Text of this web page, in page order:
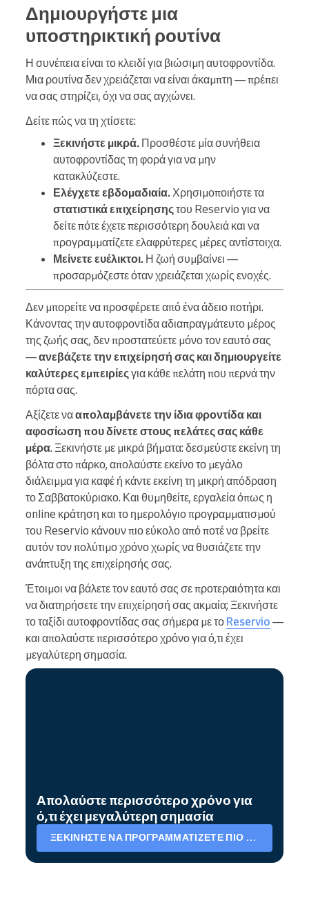
Δημιουργήστε μια
υποστηρικτική ρουτίνα
Η συνέπεια είναι το κλειδί για βιώσιμη αυτοφροντίδα.
Μια ρουτίνα δεν χρειάζεται να είναι άκαμπτη — πρέπει
να σας στηρίζει, όχι να σας αγχώνει.
Δείτε πώς να τη χτίσετε:
Ξεκινήστε μικρά. Προσθέστε μία συνήθεια
αυτοφροντίδας τη φορά για να μην
κατακλύζεστε.
Ελέγχετε εβδομαδιαία. Χρησιμοποιήστε τα
στατιστικά επιχείρησηςτου Reservio για να
δείτε πότε έχετε περισσότερη δουλειά και να
προγραμματίζετε ελαφρύτερες μέρες αντίστοιχα.
Μείνετε ευέλικτοι. Η ζωή συμβαίνει —
προσαρμόζεστε όταν χρειάζεται χωρίς ενοχές.
Δεν μπορείτε να προσφέρετε από ένα άδειο ποτήρι.
Κάνοντας την αυτοφροντίδα αδιαπραγμάτευτο μέρος
της ζωής σας, δεν προστατεύετε μόνο τον εαυτό σας
—ανεβάζετε την επιχείρησή σας και δημιουργείτε
καλύτερες εμπειρίεςγια κάθε πελάτη που περνά την
πόρτα σας.
Αξίζετε νααπολαμβάνετε την ίδια φροντίδα και
αφοσίωση που δίνετε στους πελάτες σας κάθε
μέρα. Ξεκινήστε με μικρά βήματα: δεσμεύστε εκείνη τη
βόλτα στο πάρκο, απολαύστε εκείνο το μεγάλο
διάλειμμα για καφέ ή κάντε εκείνη τη μικρή απόδραση
το Σαββατοκύριακο. Και θυμηθείτε, εργαλεία όπως η
online κράτηση και το ημερολόγιο προγραμματισμού
του Reservio κάνουν πιο εύκολο από ποτέ να βρείτε
αυτόν τον πολύτιμο χρόνο χωρίς να θυσιάζετε την
ανάπτυξη της επιχείρησής σας.
Έτοιμοι να βάλετε τον εαυτό σας σε προτεραιότητα και
να διατηρήσετε την επιχείρησή σας ακμαία; Ξεκινήστε
το ταξίδι αυτοφροντίδας σας σήμερα με το Reservio —
και απολαύστε περισσότερο χρόνο για ό,τι έχει
μεγαλύτερη σημασία.
Απολαύστε περισσότερο χρόνο για
ό,τι έχει μεγαλύτερη σημασία
ΞΕΚΙΝΉΣΤΕ ΝΑ ΠΡΟΓΡΑΜΜΑΤΊΖΕΤΕ ΠΙΟ ΈΞΥΠΝΑ